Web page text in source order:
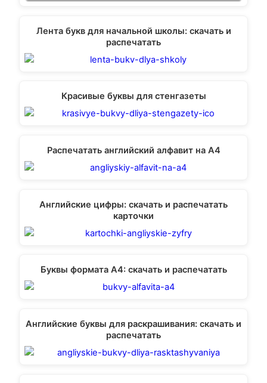
Лента букв для начальной школы: скачать и
распечатать
Красивые буквы для стенгазеты
Распечатать английский алфавит на А4
Английские цифры: скачать и распечатать
карточки
Буквы формата А4: скачать и распечатать
Английские буквы для раскрашивания: скачать и
распечатать